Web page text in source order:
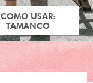
COMO USAR:
TAMANCO